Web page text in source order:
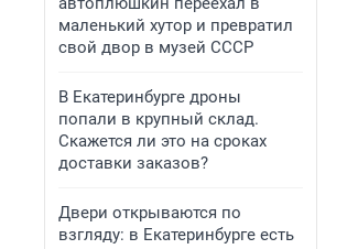
маленький хутор и превратил
свой двор в музей СССР
В Екатеринбурге дроны
попали в крупный склад.
Скажется ли это на сроках
доставки заказов?
Двери открываются по
взгляду: в Екатеринбурге есть